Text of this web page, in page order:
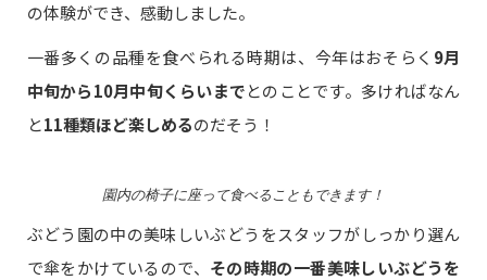
の体験ができ、感動しました。
一番多くの品種を食べられる時期は、今年はおそらく 9月
中旬から10月中旬くらいまでとのことです。多ければなん
と11種類ほど楽しめるのだそう！
園内の椅子に座って食べることもできます！
ぶどう園の中の美味しいぶどうをスタッフがしっかり選ん
で傘をかけているので、 その時期の一番美味しいぶどうを